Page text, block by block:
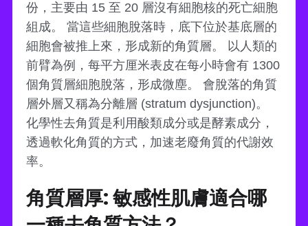
份，主要由 15 至 20 層沒有細胞核的死亡細胞
組成。 當這些細胞脫落時，底下位於基底層的
細胞會被推上來，形成新的角質層。 以人類的
前臂為例，每平方厘米表皮在每小時會有 1300
個角質層細胞脫落，形成微塵。 會脫落的角質
層外層又稱為分離層 (stratum dysjunction)。
化學性去角質是利用酸類成分或是酵素成分，
透過軟化角質的方式，加速老廢角質的代謝效
率。
角質層厚: 敏感性肌膚適合哪